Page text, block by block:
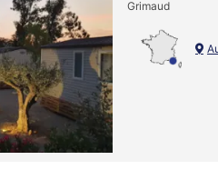
Grimaud